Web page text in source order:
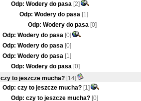
Odp: Wodery do pasa [2]
Odp: Wodery do pasa [1]
Odp: Wodery do pasa [0]
Odp: Wodery do pasa [0]
Odp: Wodery do pasa [0]
Odp: Wodery do pasa [1]
Odp: Wodery do pasa [0]
czy to jeszcze mucha? [14]
Odp: czy to jeszcze mucha? [1]
Odp: czy to jeszcze mucha? [0]